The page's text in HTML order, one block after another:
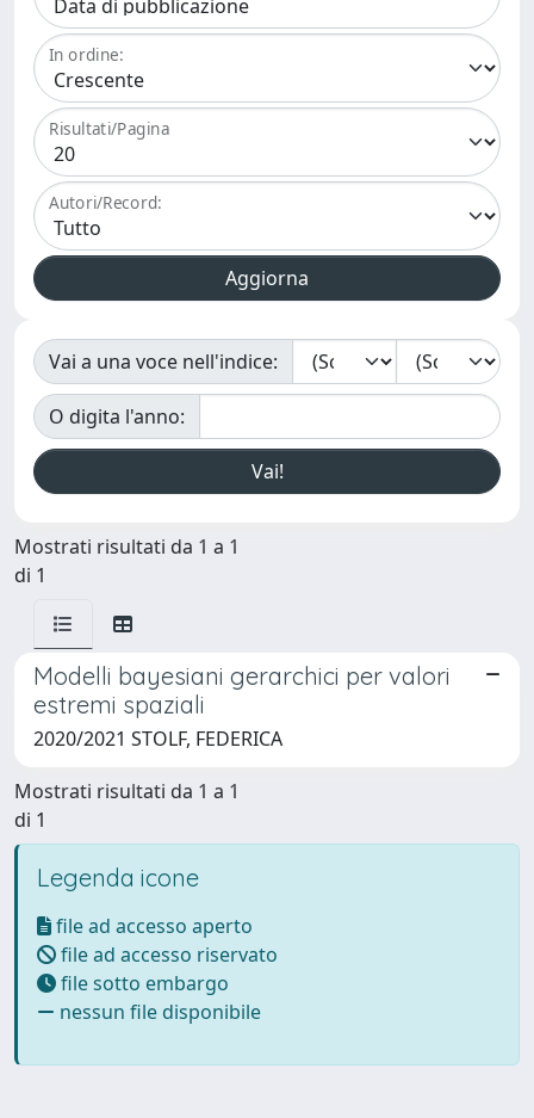
In ordine:
Risultati/Pagina
Autori/Record:
Vai a una voce nell'indice:
O digita l'anno:
Mostrati risultati da 1 a 1
di 1
Modelli bayesiani gerarchici per valori
estremi spaziali
2020/2021 STOLF, FEDERICA
Mostrati risultati da 1 a 1
di 1
Legenda icone
file ad accesso aperto
file ad accesso riservato
file sotto embargo
nessun file disponibile